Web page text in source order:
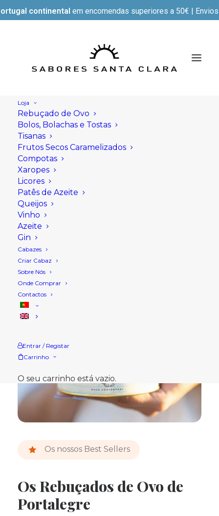
continental em encomendas superiores a 50€ |
Loja
Rebuçado de Ovo
Bolos, Bolachas e Tostas
Tisanas
Frutos Secos Caramelizados
Compotas
Xaropes
Licores
Patês de Azeite
Queijos
Vinho
Azeite
Gin
Cabazes
Criar Cabaz
Sobre Nós
Onde Comprar
Contactos
Entrar / Registar
Carrinho
O seu carrinho está vazio.
Os nossos Best Sellers
Os Rebuçados de Ovo de
Portalegre